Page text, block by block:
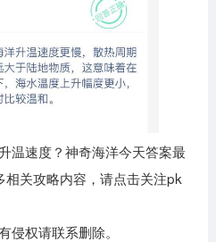
温速度？神奇海洋今天答案最
关攻略内容，请点击关注pk
权请联系删除。